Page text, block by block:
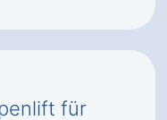
für